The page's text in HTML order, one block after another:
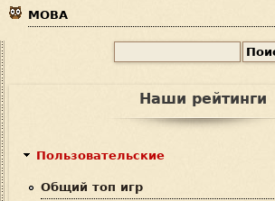
MOBA
Наши рейтинги
Пользовательские
Общий топ игр